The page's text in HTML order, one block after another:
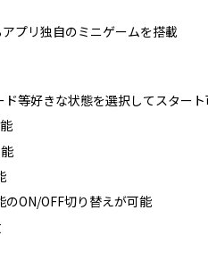
プリ独自のミニゲームを搭載
等好きな状態を選択してスター
ON/OFF切り替えが可能